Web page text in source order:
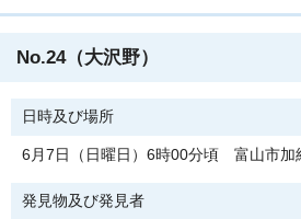
No.24（大沢野）
日時及び場所
6月7日（日曜日）6時00分頃 富山市加
発見物及び発見者